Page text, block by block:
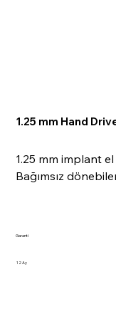
1.25 mm Hand
1.25 mm implant
Bağımsız
Garanti
12 Ay